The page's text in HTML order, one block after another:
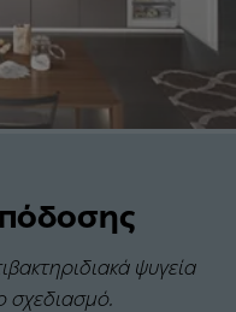
ψυγεία
σχεδιασμό.